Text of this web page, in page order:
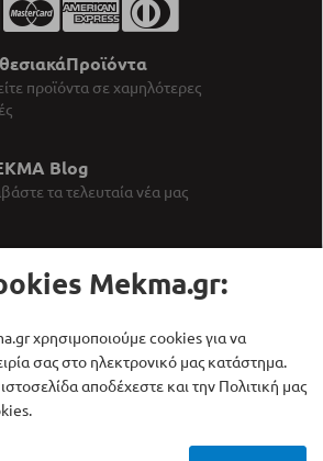
προϊόντα σε χαμηλότερες
Blog
τα τελευταία νέα μας
ΜΕΚΜΑ Α.Ε.
Γρηγορίου Λαμπράκη 21,
Λυκόβρυση Τ.Κ. 14123
Mekma.gr:
χρησιμοποιούμε cookies για να
σας στο ηλεκτρονικό μας κατάστημα.
αποδέχεστε και την Πολιτική μας